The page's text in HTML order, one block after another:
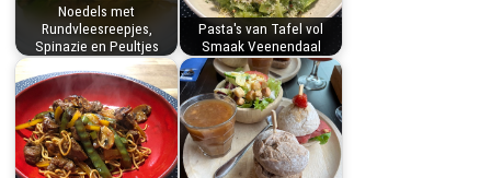
Noedels met
Rundvleesreepjes,
Spinazie en Peultjes
Pasta's van Tafel vol
Smaak Veenendaal